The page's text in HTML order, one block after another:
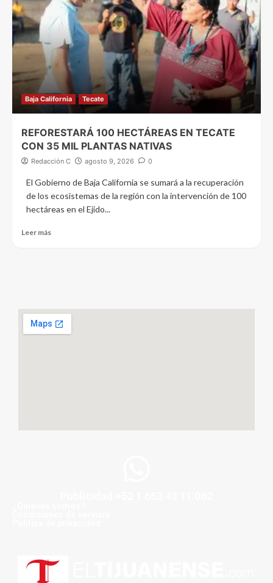
Baja California Tecate
REFORESTARÁ 100 HECTÁREAS EN TECATE
CON 35 MIL PLANTAS NATIVAS
Redacción C agosto 9, 2026 0
El Gobierno de Baja California se sumará a la recuperación
de los ecosistemas de la región con la intervención de 100
hectáreas en el Ejido...
Leer más